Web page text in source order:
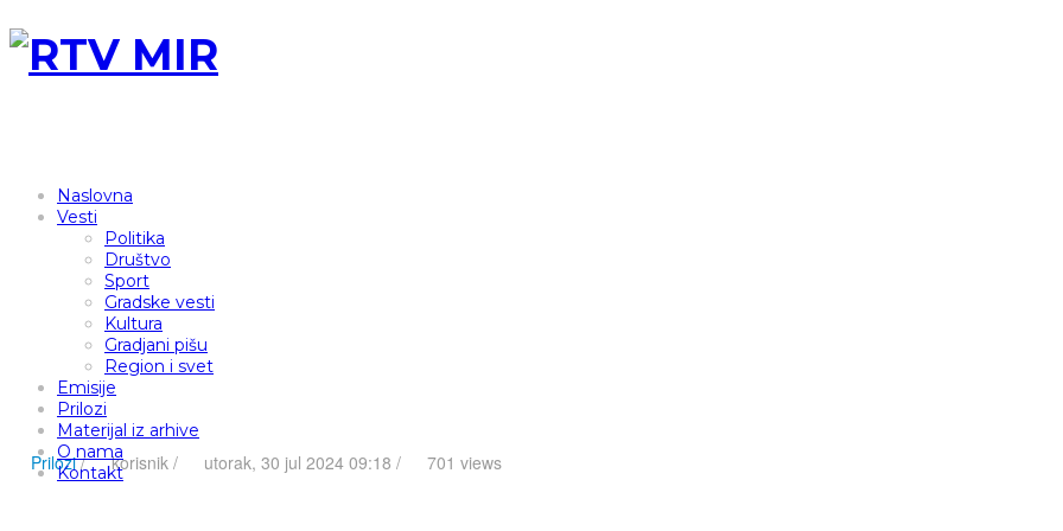
Naslovna
Vesti
Politika
Društvo
Sport
Gradske vesti
Kultura
Gradjani pišu
Region i svet
Emisije
Prilozi
Materijal iz arhive
O nama
Kontakt
Prilozi/ korisnik / utorak, 30 jul 2024 09:18 / 701 views